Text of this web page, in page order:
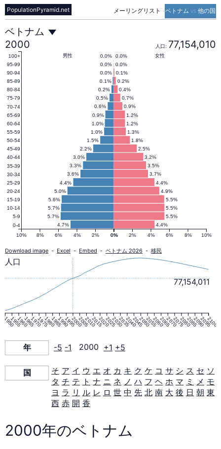
メーリングリスト -ベトナム vs 他の国
PopulationPyramid.net
ベ
ト
ナ
ム
の
人
口
ピ
ラ
ミ
ッ
ド
2000
年
ベトナム
2000
人口: 77,154,010
4.4%
4.7%
5.5%
5.7%
5.5%
5.7%
5.5%
5.6%
4.9%
5.0%
4.4%
4.4%
3.7%
3.6%
3.5%
3.3%
3.2%
3.0%
2.5%
2.2%
1.8%
1.5%
1.3%
1.0%
1.2%
1.0%
1.2%
0.9%
0.9%
0.6%
0.7%
0.5%
0.4%
0.2%
0.2%
0.1%
0.1%
0.0%
0.0%
0.0%
0.0%
0.0% 女性
男性
0% 2% 4% 6% 8% 10%
10% 8% 6% 4% 2% 0%
0-4
5-9
10-14
15-19
20-24
25-29
30-34
35-39
40-44
45-49
50-54
55-59
60-64
65-69
70-74
75-79
80-84
85-89
90-94
95-99
100+
Download image - Excel - Embed - ベトナム 2026 - 移民
1950195519601965197019751980198519901995200020052010201520202025203020352040204520502055206020652070207520802085209020952100
77,154,011
人口
年 -5 -1 2000 +1 +5
国 そ ア イ ウ エ オ カ キ ク ケ コ サ シ ス セ ソ
タ チ テ ト ナ ニ ネ ノ ハ フ ヘ ホ マ ミ メ モ
ヨ ラ リ ル レ ロ 世 中 先 北 南 大 後 日 朝 東
西 赤 開 香
2000年のベトナム